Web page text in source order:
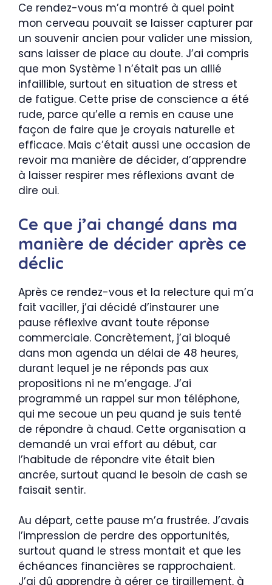
Ce rendez-vous m’a montré à quel point
mon cerveau pouvait se laisser capturer par
un souvenir ancien pour valider une mission,
sans laisser de place au doute. J’ai compris
que mon Système 1 n’était pas un allié
infaillible, surtout en situation de stress et
de fatigue. Cette prise de conscience a été
rude, parce qu’elle a remis en cause une
façon de faire que je croyais naturelle et
efficace. Mais c’était aussi une occasion de
revoir ma manière de décider, d’apprendre
à laisser respirer mes réflexions avant de
dire oui.
Ce que j’ai changé dans ma
manière de décider après ce
déclic
Après ce rendez-vous et la relecture qui m’a
fait vaciller, j’ai décidé d’instaurer une
pause réflexive avant toute réponse
commerciale. Concrètement, j’ai bloqué
dans mon agenda un délai de 48 heures,
durant lequel je ne réponds pas aux
propositions ni ne m’engage. J’ai
programmé un rappel sur mon téléphone,
qui me secoue un peu quand je suis tenté
de répondre à chaud. Cette organisation a
demandé un vrai effort au début, car
l’habitude de répondre vite était bien
ancrée, surtout quand le besoin de cash se
faisait sentir.
Au départ, cette pause m’a frustrée. J’avais
l’impression de perdre des opportunités,
surtout quand le stress montait et que les
échéances financières se rapprochaient.
J’ai dû apprendre à gérer ce tiraillement, à